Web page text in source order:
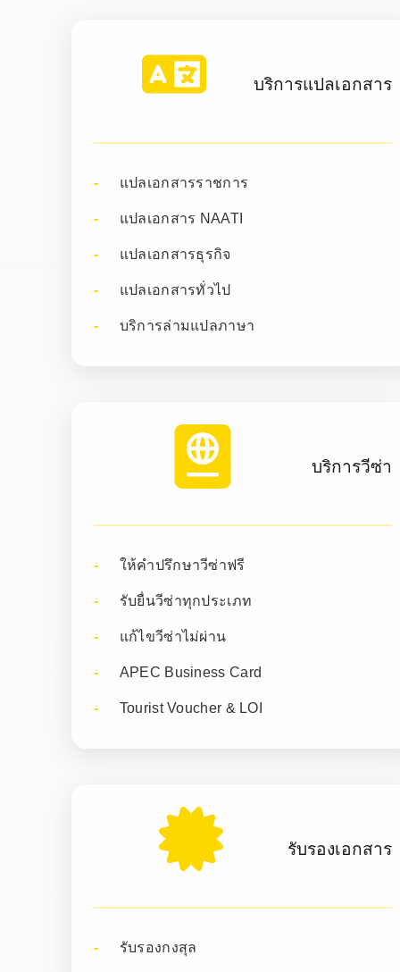
บริการแปลเอกสาร
แปลเอกสารราชการ
แปลเอกสาร NAATI
แปลเอกสารธุรกิจ
แปลเอกสารทั่วไป
บริการล่ามแปลภาษา
บริการวีซ่า
ให้คำปรึกษาวีซ่าฟรี
รับยื่นวีซ่าทุกประเภท
แก้ไขวีซ่าไม่ผ่าน
APEC Business Card
Tourist Voucher & LOI
รับรองเอกสาร
รับรองกงสุล